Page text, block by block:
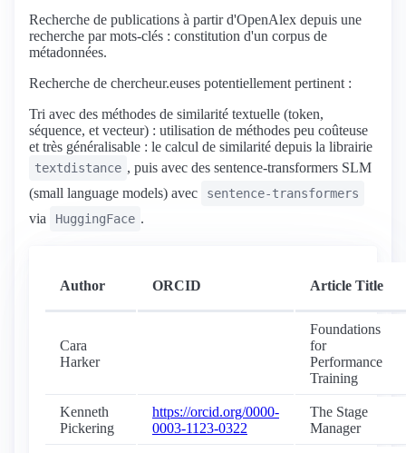
Recherche de publications à partir d'OpenAlex depuis une
recherche par mots-clés : constitution d'un corpus de
métadonnées.
Recherche de chercheur.euses potentiellement pertinent :
Tri avec des méthodes de similarité textuelle (token,
séquence, et vecteur) : utilisation de méthodes peu coûteuse
et très généralisable : le calcul de similarité depuis la librairie
textdistance , puis avec des sentence-transformers SLM
(small language models) avec
sentence-transformers
via HuggingFace .
Author ORCID Article Title
Cara
Harker
Foundations
for
Performance
Training
Kenneth
Pickering
https://orcid.org/0000-
0003-1123-0322
The Stage
Manager